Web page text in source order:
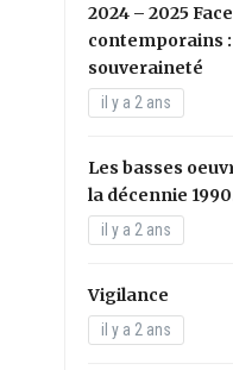
2024 – 2025
contemporains
souveraineté
il y a 2 ans
Les basses
la décennie
il y a 2 ans
Vigilance
il y a 2 ans